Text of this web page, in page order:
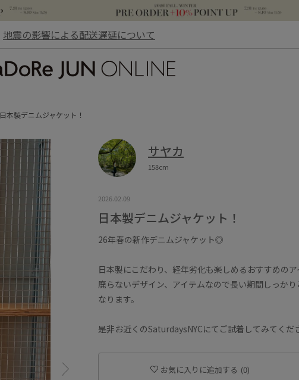
地震の影響による配送遅延について
日本製デニムジャケット！
サヤカ
158cm
2026.02.09
日本製デニムジャケット！
26年春の新作デニムジャケット◎
日本製にこだわり、経年劣化も楽しめるおすすめのア
廃らないデザイン、アイテムなので長い期間しっか
なります。
是非お近くのSaturdaysNYCにてご試着してみてくだ
お気に入りに追加する (0)